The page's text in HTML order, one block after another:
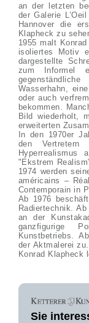
an der letzten
der Galerie
Hannover die
Klapheck zu
1955 malt
isoliertes Motiv
dargestellte
zum Informel
Wasserhahn,
oder auch
bekommen.
Bild wiederholt,
erweiterten
In den 1970er
den Vertretern
"Ekstrem
1974 werden
américains –
Contemporain in
Ab 1976
Radiertechnik.
an der
ganzfigurige
Kunstbetriebs.
der Aktmalerei zu.
Konrad Klapheck
Sie